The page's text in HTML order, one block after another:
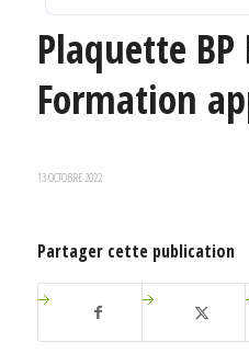
Plaquette BP
Formation
13 OCTOBRE 2022
Partager cette publication